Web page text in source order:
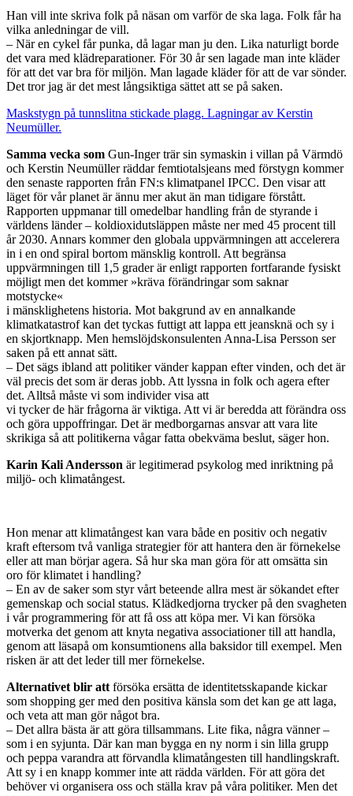
Han vill inte skriva folk på näsan om varför de ska laga. Folk får ha
vilka anledningar de vill.
– När en cykel får punka, då lagar man ju den. Lika naturligt borde
det vara med klädreparationer. För 30 år sen lagade man inte kläder
för att det var bra för miljön. Man lagade kläder för att de var sönder.
Det tror jag är det mest långsiktiga sättet att se på saken.
Maskstygn på tunnslitna stickade plagg. Lagningar av Kerstin
Neumüller.
Samma vecka som Gun-Inger trär sin symaskin i villan på Värmdö
och Kerstin Neumüller räddar femtiotalsjeans med förstygn kommer
den senaste rapporten från FN:s klimatpanel IPCC. Den visar att
läget för vår planet är ännu mer akut än man tidigare förstått.
Rapporten uppmanar till omedelbar handling från de styrande i
världens länder – koldioxidutsläppen måste ner med 45 procent till
år 2030. Annars kommer den globala uppvärmningen att accelerera
in i en ond spiral bortom mänsklig kontroll. Att begränsa
uppvärmningen till 1,5 grader är enligt rapporten fortfarande fysiskt
möjligt men det kommer »kräva förändringar som saknar
motstycke«
i mänsklighetens historia. Mot bakgrund av en annalkande
klimatkatastrof kan det tyckas futtigt att lappa ett jeansknä och sy i
en skjortknapp. Men hemslöjdskonsulenten Anna-Lisa Persson ser
saken på ett annat sätt.
– Det sägs ibland att politiker vänder kappan efter vinden, och det är
väl precis det som är deras jobb. Att lyssna in folk och agera efter
det. Alltså måste vi som individer visa att
vi tycker de här frågorna är viktiga. Att vi är beredda att förändra oss
och göra uppoffringar. Det är medborgarnas ansvar att vara lite
skrikiga så att politikerna vågar fatta obekväma beslut, säger hon.
Karin Kali Andersson är legitimerad psykolog med inriktning på
miljö- och klimatångest.
Hon menar att klimatångest kan vara både en positiv och negativ
kraft eftersom två vanliga strategier för att hantera den är förnekelse
eller att man börjar agera. Så hur ska man göra för att omsätta sin
oro för klimatet i handling?
– En av de saker som styr vårt beteende allra mest är sökandet efter
gemenskap och social status. Klädkedjorna trycker på den svagheten
i vår programmering för att få oss att köpa mer. Vi kan försöka
motverka det genom att knyta negativa associationer till att handla,
genom att läsapå om konsumtionens alla baksidor till exempel. Men
risken är att det leder till mer förnekelse.
Alternativet blir att försöka ersätta de identitetsskapande kickar
som shopping ger med den positiva känsla som det kan ge att laga,
och veta att man gör något bra.
– Det allra bästa är att göra tillsammans. Lite fika, några vänner –
som i en syjunta. Där kan man bygga en ny norm i sin lilla grupp
och peppa varandra att förvandla klimatångesten till handlingskraft.
Att sy i en knapp kommer inte att rädda världen. För att göra det
behöver vi organisera oss och ställa krav på våra politiker. Men det